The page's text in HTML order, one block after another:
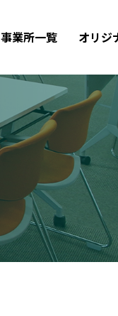
事業所一覧 オリジ